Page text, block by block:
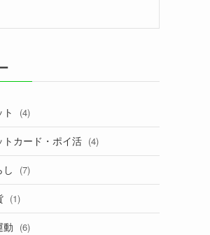
(4)
トカード・ポイ活 (4)
し (7)
(1)
動 (6)